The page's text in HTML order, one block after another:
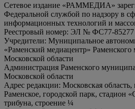
Сетевое издание «РАММЕДИА»
Федеральной службой по надзору в
информационных технологий и
Реестровый номер: ЭЛ № ФС77-85277
Учредители: Муниципальное
«Раменский медиацентр»
Московской области
Администрация Раменского
Московской области
Адрес редакции: Московская область,
Раменское, городской парк, стадион
трибуна, строение ¼